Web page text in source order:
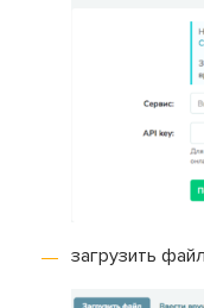
загрузить